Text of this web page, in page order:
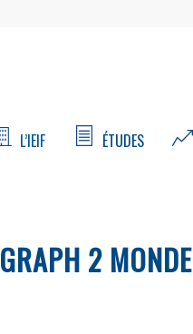
L’IEIF ÉTUDES
GRAPH 2 MONDE